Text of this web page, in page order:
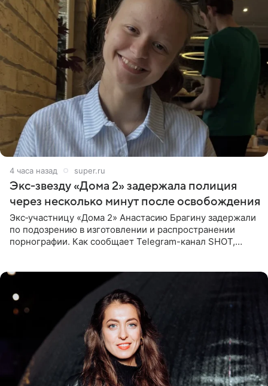
4 часа назад super.ru
Экс‑звезду «Дома 2» задержала полиция
через несколько минут после освобождения
Экс‑участницу «Дома 2» Анастасию Брагину задержали
по подозрению в изготовлении и распространении
порнографии. Как сообщает Telegram-канал SHOT,